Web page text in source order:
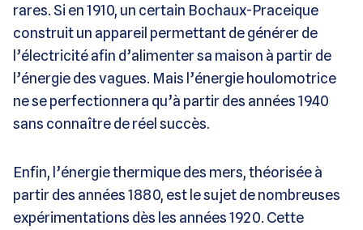
rares. Si en 1910, un certain Bochaux-Praceique
construit un appareil permettant de générer de
l’électricité afin d’alimenter sa maison à partir de
l’énergie des vagues. Mais l’énergie houlomotrice
ne se perfectionnera qu’à partir des années 1940
sans connaître de réel succès.
Enfin, l’énergie thermique des mers, théorisée à
partir des années 1880, est le sujet de nombreuses
expérimentations dès les années 1920. Cette